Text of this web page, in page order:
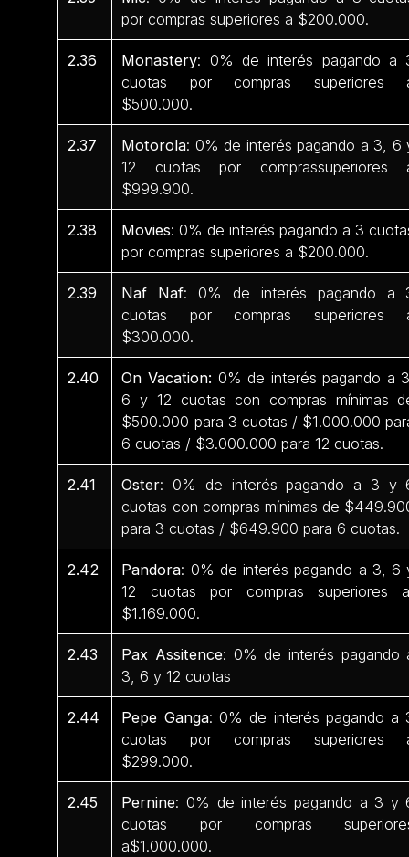
por compras superiores a $200.000.
2.36 Monastery: 0% de interés pagando a
cuotas por compras superiores
$500.000.
2.37 Motorola: 0% de interés pagando a 3, 6
12 cuotas por comprassuperiores
$999.900.
2.38 Movies: 0% de interés pagando a 3
por compras superiores a $200.000.
2.39 Naf Naf: 0% de interés pagando a
cuotas por compras superiores
$300.000.
2.40 On Vacation: 0% de interés pagando a
6 y 12 cuotas con compras mínimas
$500.000 para 3 cuotas / $1.000.000
6 cuotas / $3.000.000 para 12 cuotas.
2.41 Oster: 0% de interés pagando a 3 y
cuotas con compras mínimas de
para 3 cuotas / $649.900 para 6 cuotas.
2.42 Pandora: 0% de interés pagando a 3, 6
12 cuotas por compras superiores
$1.169.000.
2.43 Pax Assitence: 0% de interés pagando
3, 6 y 12 cuotas
2.44 Pepe Ganga: 0% de interés pagando a
cuotas por compras superiores
$299.000.
2.45 Pernine: 0% de interés pagando a 3 y
cuotas por compras
a$1.000.000.